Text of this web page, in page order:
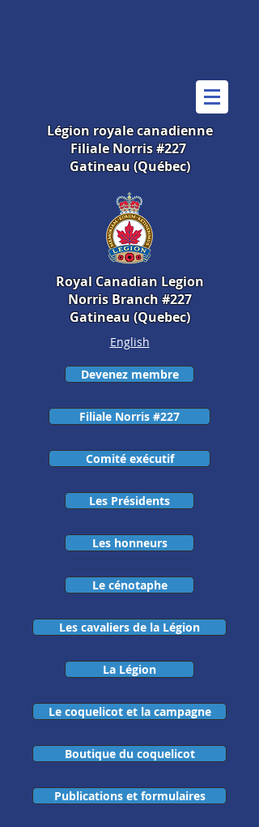
Légion royale canadienne
Filiale Norris #227
Gatineau (Québec)
Royal Canadian Legion
Norris Branch #227
Gatineau (Quebec)
English
Devenez membre
Filiale Norris #227
Comité exécutif
Les Présidents
Les honneurs
Le cénotaphe
Les cavaliers de la Légion
La Légion
Le coquelicot et la campagne
Boutique du coquelicot
Publications et formulaires